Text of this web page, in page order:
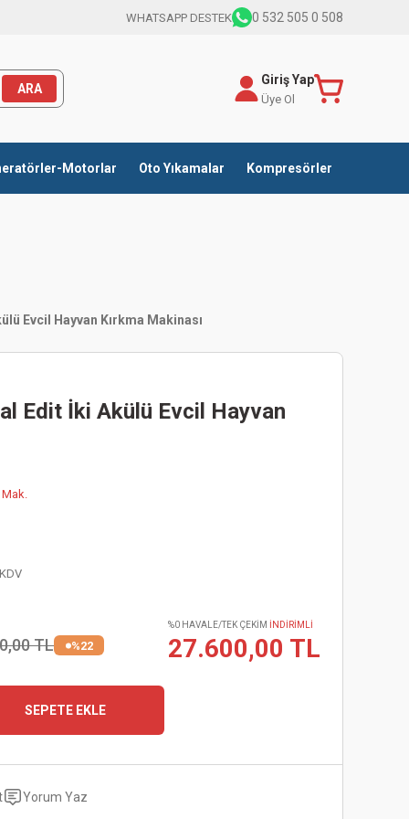
WHATSAPP DESTEK 0 532 505 0 508
ARA
Giriş Yap
Üye Ol
Motorlar Oto Yıkamalar Kompresörler
Evcil Hayvan Kırkma Makinası
Edit İki Akülü Evcil Hayvan
Mak.
TL %22
%0 HAVALE/TEK ÇEKİM İNDİRİMLİ
27.600,00 TL
SEPETE EKLE
Yorum Yaz